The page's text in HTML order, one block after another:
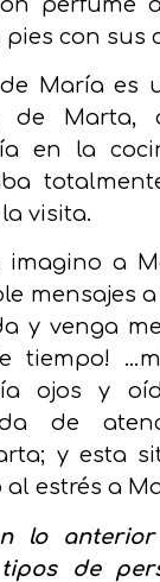
pies con sus
María es
de Marta,
en la
visita.
imagino a
mensajes a
y venga
tiempo!
ojos y
de
y esta
estrés a
lo
de